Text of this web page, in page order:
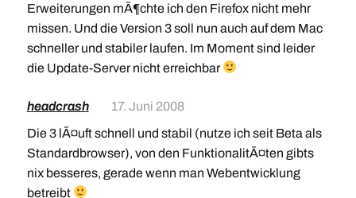
Erweiterungen mÃ¶chte ich den Firefox nicht mehr
missen. Und die Version 3 soll nun auch auf dem Mac
schneller und stabiler laufen. Im Moment sind leider
die Update-Server nicht erreichbar
headcrash
17. Juni 2008
Die 3 lÃ¤uft schnell und stabil (nutze ich seit Beta als
Standardbrowser), von den FunktionalitÃ¤ten gibts
nix besseres, gerade wenn man Webentwicklung
betreibt